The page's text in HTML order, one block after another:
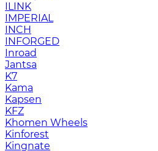
ILINK
IMPERIAL
INCH
INFORGED
Inroad
Jantsa
K7
Kama
Kapsen
KFZ
Khomen Wheels
Kinforest
Kingnate